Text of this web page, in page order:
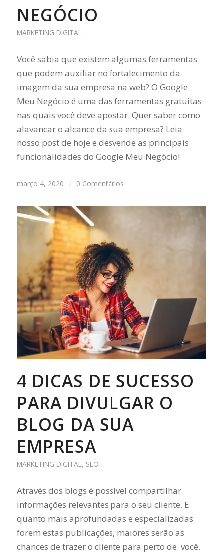
NEGÓCIO
MARKETING DIGITAL
Você sabia que existem algumas ferramentas
que podem auxiliar no fortalecimento da
imagem da sua empresa na web? O Google
Meu Negócio é uma das ferramentas gratuitas
nas quais você deve apostar. Quer saber como
alavancar o alcance da sua empresa? Leia
nosso post de hoje e desvende as principais
funcionalidades do Google Meu Negócio!
março 4, 2020 / 0 Comentários
4 DICAS DE SUCESSO
PARA DIVULGAR O
BLOG DA SUA
EMPRESA
MARKETING DIGITAL, SEO
Através dos blogs é possível compartilhar
informações relevantes para o seu cliente. E
quanto mais aprofundadas e especializadas
forem estas publicações, maiores serão as
chances de trazer o cliente para perto de você.